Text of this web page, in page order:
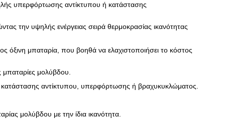
υπερφόρτωσης αντίκτυπου ή κατάστασης
την υψηλής ενέργειας σειρά θερμοκρασίας ικανότητας
μπαταρία, που βοηθά να ελαχιστοποιήσει το κόστος
μολύβδου.
αντίκτυπου, υπερφόρτωσης ή βραχυκυκλώματος.
μολύβδου με την ίδια ικανότητα.